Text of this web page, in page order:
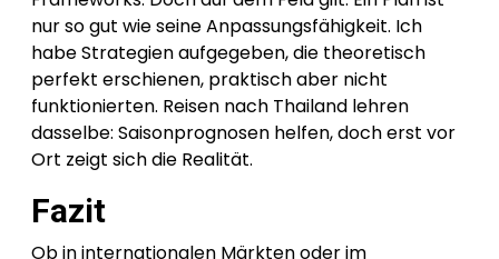
nur so gut wie seine Anpassungsfähigkeit. Ich
habe Strategien aufgegeben, die theoretisch
perfekt erschienen, praktisch aber nicht
funktionierten. Reisen nach Thailand lehren
dasselbe: Saisonprognosen helfen, doch erst vor
Ort zeigt sich die Realität.
Fazit
Ob in internationalen Märkten oder im